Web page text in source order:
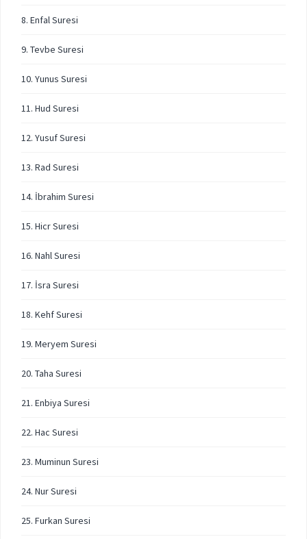
8. Enfal Suresi
9. Tevbe Suresi
10. Yunus Suresi
11. Hud Suresi
12. Yusuf Suresi
13. Rad Suresi
14. İbrahim Suresi
15. Hicr Suresi
16. Nahl Suresi
17. İsra Suresi
18. Kehf Suresi
19. Meryem Suresi
20. Taha Suresi
21. Enbiya Suresi
22. Hac Suresi
23. Muminun Suresi
24. Nur Suresi
25. Furkan Suresi